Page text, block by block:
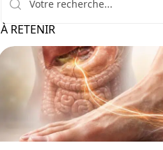
À RETENIR
Bien-être